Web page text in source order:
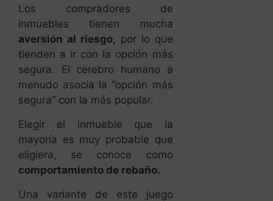
Los compradores de
inmuebles tienen mucha
aversión al riesgo, por lo que
tienden a ir con la opción más
segura. El cerebro humano a
menudo asocia la “opción más
segura” con la más popular.
Elegir el inmueble que la
mayoría es muy probable que
eligiera, se conoce como
comportamiento de rebaño.
Una variante de este juego